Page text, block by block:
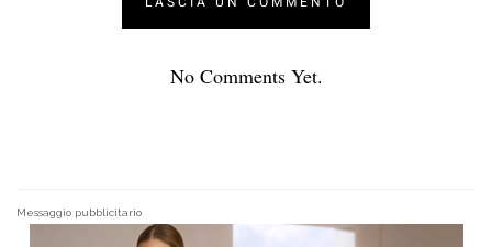
No Comments Yet.
Messaggio pubblicitario